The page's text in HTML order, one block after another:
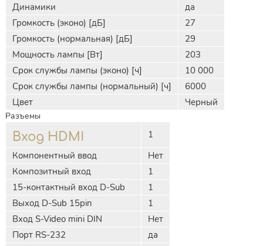
Динамики
да
Громкость (эконо) [дБ]
27
Громкость (нормальная) [дБ]
29
Мощность лампы [Вт]
203
Срок службы лампы (эконо) [ч]
10 000
Срок службы лампы (нормальный) [ч]
6000
Цвет
Черный
Разъемы
Вход HDMI
1
Компонентный ввод
Нет
Композитный вход
1
15-контактный вход D-Sub
1
Выход D-Sub 15pin
1
Вход S-Video mini DIN
Нет
Порт RS-232
да